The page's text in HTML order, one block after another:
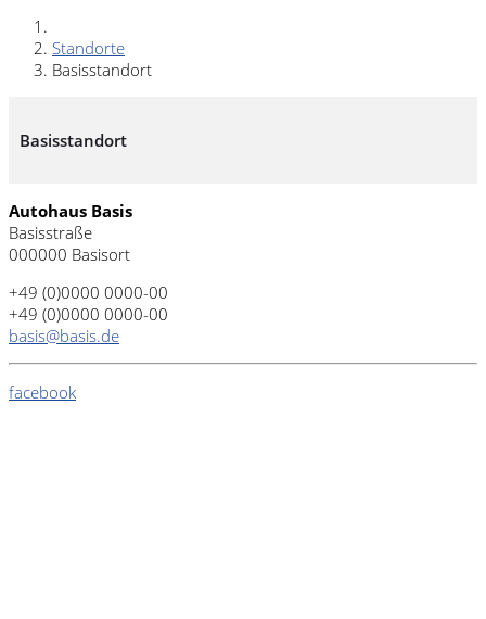
Standorte
Basisstandort
Basisstandort
Autohaus Basis
Basisstraße
000000 Basisort
+49 (0)0000 0000-00
+49 (0)0000 0000-00
basis@basis.de
facebook